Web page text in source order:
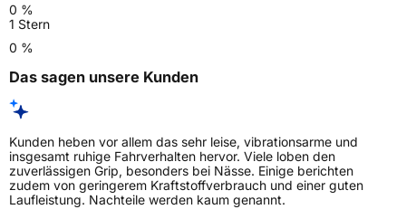
0 %
1 Stern
0 %
Das sagen unsere Kunden
Kunden heben vor allem das sehr leise, vibrationsarme und
insgesamt ruhige Fahrverhalten hervor. Viele loben den
zuverlässigen Grip, besonders bei Nässe. Einige berichten
zudem von geringerem Kraftstoffverbrauch und einer guten
Laufleistung. Nachteile werden kaum genannt.